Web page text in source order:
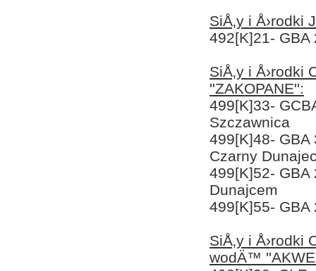
SiÅ‚y i Å›rodki
492[K]21- GBA
SiÅ‚y i
''ZAKOPANE'':
499[K]33-
Szczawnica
499[K]48-
Czarny
499[K]52- GBA
Dunajcem
499[K]55- GBA
SiÅ‚y i
wodÄ™